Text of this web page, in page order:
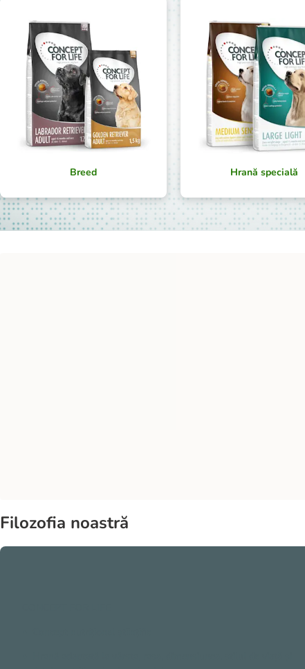
Breed Hrană specială
Filozofia noastră